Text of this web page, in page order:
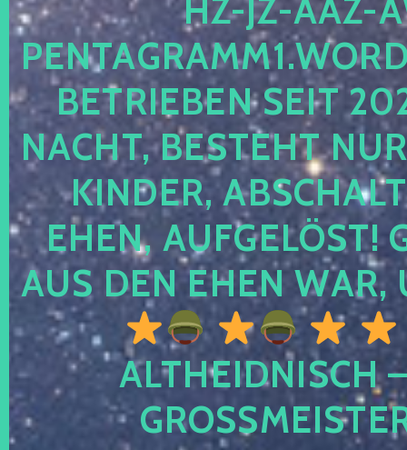
-JZ-AAZ-
TRIEBEN SEIT 2024
CHT, BESTEHT NUR
NDER,
EN, AUFGELÖST!
S DEN EHEN WAR,
ALTHEIDNISCH